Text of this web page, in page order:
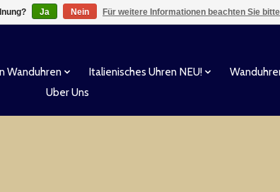
Wanduhren Italienisches Uhren NEU!
Uber Uns
Ja Nein Für weitere Informationen beachten Sie